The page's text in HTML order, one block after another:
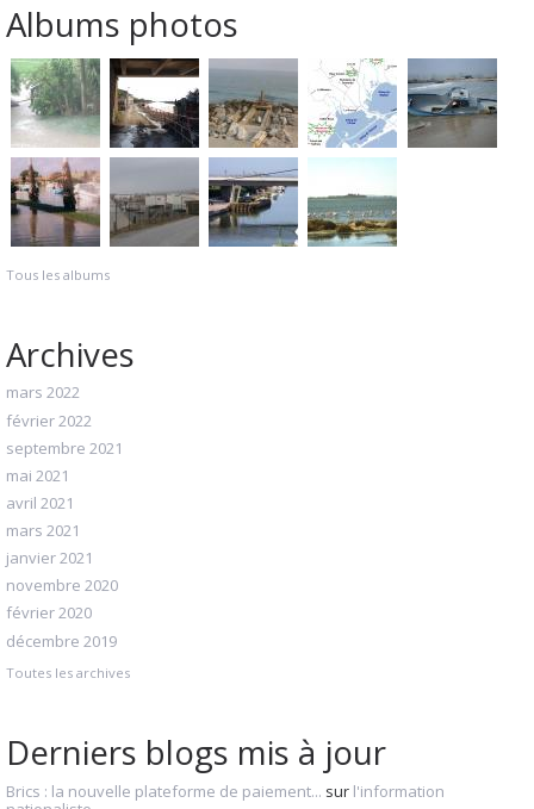
Albums photos
Tous les albums
Archives
mars 2022
février 2022
septembre 2021
mai 2021
avril 2021
mars 2021
janvier 2021
novembre 2020
février 2020
décembre 2019
Toutes les archives
Derniers blogs mis à jour
Brics : la nouvelle plateforme de paiement... sur l'information